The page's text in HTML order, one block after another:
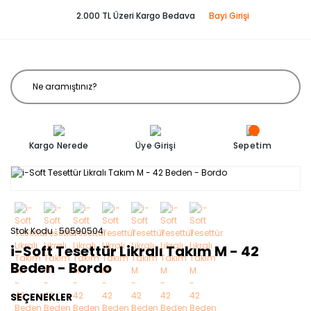
2.000 TL Üzeri Kargo Bedava Bayi Girişi
Kargo Nerede Üye Girişi Sepetim
Stok Kodu 50590504
i-Soft Tesettür Likralı Takım M - 42
Beden - Bordo
SEÇENEKLER